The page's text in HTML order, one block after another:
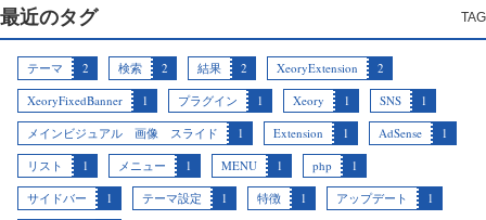
最近のタグ
テーマ 2 検索 2 結果 2 XeoryExtension
2
XeoryFixedBanner
1 プラグイン 1 Xeory 1 SNS
1
メインビジュアル 画像 スライド
1 Extension 1 AdSense
1
リスト
1 メニュー 1 MENU 1 php
1
サイドバー
1 テーマ設定 1 特徴 1 アップデート
1